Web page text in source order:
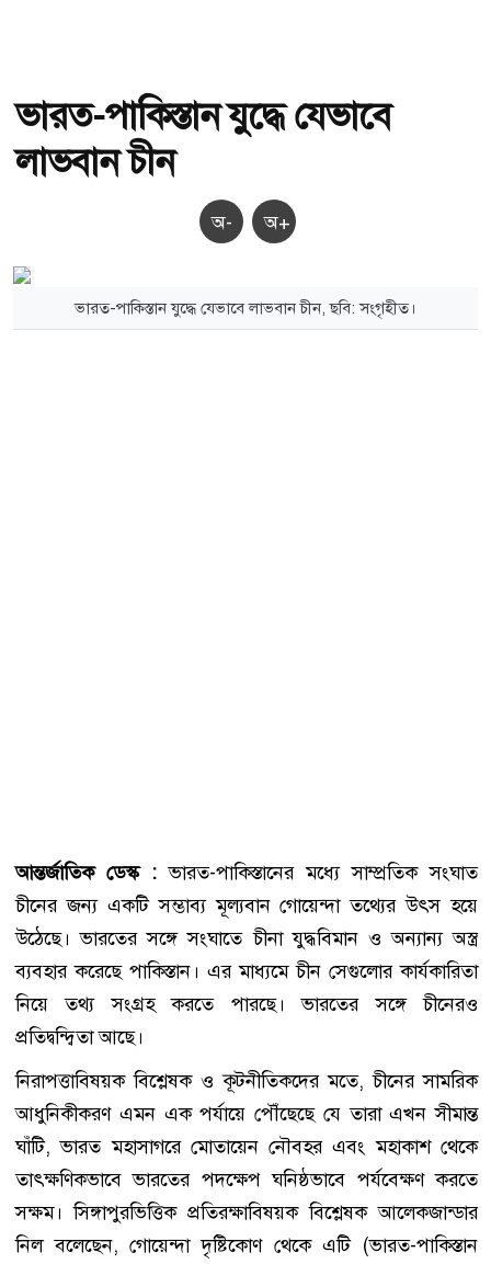
ভারত-পাকিস্তান যুদ্ধে যেভাবে
লাভবান চীন
অ- অ+
ভারত-পাকিস্তান যুদ্ধে যেভাবে লাভবান চীন, ছবি: সংগৃহীত।
আন্তর্জাতিক ডেস্ক :ভারত-পাকিস্তানের মধ্যে সাম্প্রতিক সংঘাত
চীনের জন্য একটি সম্ভাব্য মূল্যবান গোয়েন্দা তথ্যের উৎস হয়ে
উঠেছে। ভারতের সঙ্গে সংঘাতে চীনা যুদ্ধবিমান ও অন্যান্য অস্ত্র
ব্যবহার করেছে পাকিস্তান। এর মাধ্যমে চীন সেগুলোর কার্যকারিতা
নিয়ে তথ্য সংগ্রহ করতে পারছে। ভারতের সঙ্গে চীনেরও
প্রতিদ্বন্দ্বিতা আছে।
নিরাপত্তাবিষয়ক বিশ্লেষক ও কূটনীতিকদের মতে, চীনের সামরিক
আধুনিকীকরণ এমন এক পর্যায়ে পৌঁছেছে যে তারা এখন সীমান্ত
ঘাঁটি, ভারত মহাসাগরে মোতায়েন নৌবহর এবং মহাকাশ থেকে
তাৎক্ষণিকভাবে ভারতের পদক্ষেপ ঘনিষ্ঠভাবে পর্যবেক্ষণ করতে
সক্ষম। সিঙ্গাপুরভিত্তিক প্রতিরক্ষাবিষয়ক বিশ্লেষক আলেকজান্ডার
নিল বলেছেন, গোয়েন্দা দৃষ্টিকোণ থেকে এটি (ভারত-পাকিস্তান